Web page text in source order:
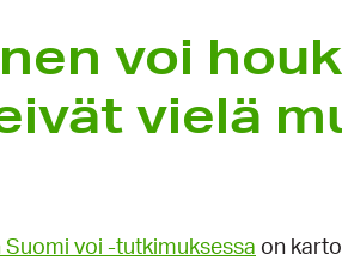
voi
vielä
Suomi voi -tutkimuksessa on